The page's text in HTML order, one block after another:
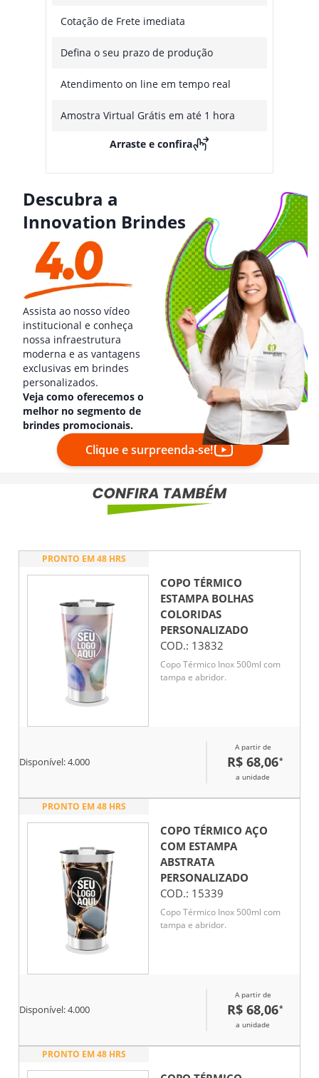
Cotação de Frete imediata
Defina o seu prazo de produção
Atendimento on line em tempo real
Amostra Virtual Grátis em até 1 hora
Arraste e confira
Descubra a
Innovation Brindes
Assista ao nosso vídeo
institucional e conheça
nossa infraestrutura
moderna e as vantagens
exclusivas em brindes
personalizados.
Veja como oferecemos o
melhor no segmento de
brindes promocionais.
Clique e surpreenda-se!
PRONTO EM 48 HRS
COPO TÉRMICO
ESTAMPA BOLHAS
COLORIDAS
PERSONALIZADO
COD.: 13832
Copo Térmico Inox 500ml com
tampa e abridor.
Disponível:4.000
A partir de
R$ 68,06*
a unidade
PRONTO EM 48 HRS
COPO TÉRMICO AÇO
COM ESTAMPA
ABSTRATA
PERSONALIZADO
COD.: 15339
Copo Térmico Inox 500ml com
tampa e abridor.
Disponível:4.000
A partir de
R$ 68,06*
a unidade
PRONTO EM 48 HRS